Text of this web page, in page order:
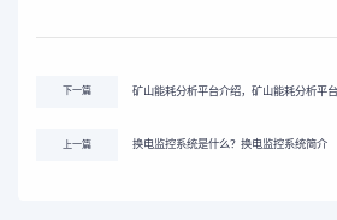
下一篇 矿山能耗分析平台介绍，矿山能耗分析平
上一篇 换电监控系统是什么？换电监控系统简介